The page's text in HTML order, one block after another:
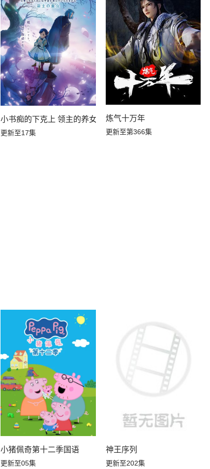
小书痴的下克上 领主的养女
更新至17集
炼气十万年
更新至第366集
小猪佩奇第十二季国语
更新至05集
神王序列
更新至202集